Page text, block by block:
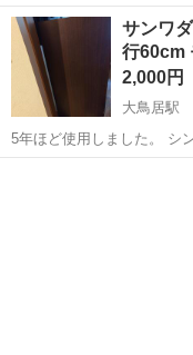
て： 天板を折りたたむこ
計のホワイトテーブルで
めるので、必要に...
東京 大田区 長原駅
サンワ
行60cm
2,000円
大鳥居駅
5年ほど使用しました。 シ
ので自宅まで引き取りをお